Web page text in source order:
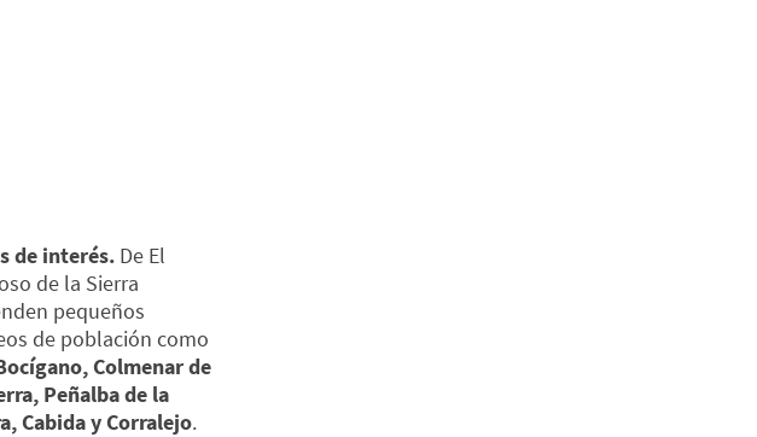
de interés. De El
de la Sierra
pequeños
de población como
Colmenar de
Peñalba de la
Cabida y Corralejo.